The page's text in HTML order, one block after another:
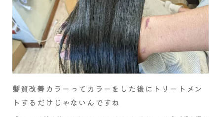
髪質改善カラーってカラーをした後にトリートメン
トするだけじゃないんですね